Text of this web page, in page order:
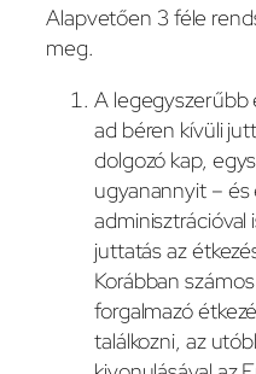
Alapvetően 3 féle
meg.
A legegyszerűbb
ad béren kívüli
dolgozó kap,
ugyanannyit – és
adminisztrációval
juttatás az
Korábban
forgalmazó
találkozni, az